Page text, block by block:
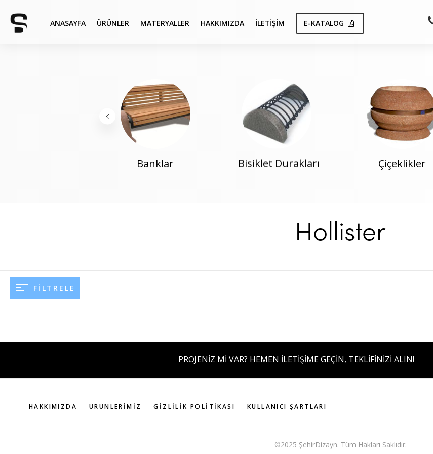
ANASAYFA ÜRÜNLER MATERYALLER HAKKIMIZDA İLETIŞIM E-KATALOG
Banklar Bisiklet Durakları Çiçeklikler
Hollister
FILTRELE
PROJENİZ Mİ VAR? HEMEN İLETİŞİME GEÇİN, TEKLİFİNİZİ ALIN!
HAKKIMIZDA ÜRÜNLERIMIZ GIZLILIK POLITIKASI KULLANICI ŞARTLARI
©2025 ŞehirDizayn. Tüm Hakları Saklıdır.